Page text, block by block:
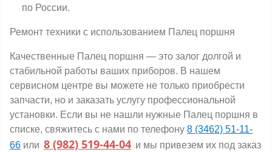
по России.
Ремонт техники с использованием Палец поршня
Качественные Палец поршня — это залог долгой и
стабильной работы ваших приборов. В нашем
сервисном центре вы можете не только приобрести
запчасти, но и заказать услугу профессиональной
установки. Если вы не нашли нужные Палец поршня в
списке, свяжитесь с нами по телефону 8 (3462) 51-11-
66 или 8 (982) 519-44-04 и мы привезем их под заказ